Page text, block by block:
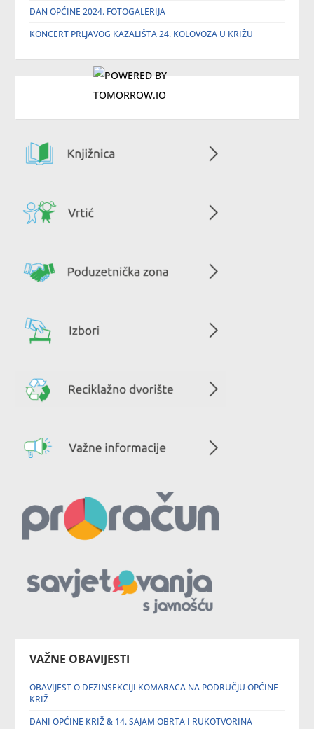
DAN OPĆINE 2024. FOTOGALERIJA
KONCERT PRLJAVOG KAZALIŠTA 24. KOLOVOZA U KRIŽU
VAŽNE OBAVIJESTI
OBAVIJEST O DEZINSEKCIJI KOMARACA NA PODRUČJU OPĆINE
KRIŽ
DANI OPĆINE KRIŽ & 14. SAJAM OBRTA I RUKOTVORINA